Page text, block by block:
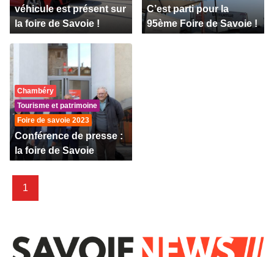
véhicule est présent sur
la foire de Savoie !
C’est parti pour la
95ème Foire de Savoie !
Chambéry
Tourisme et patrimoine
Foire de savoie 2023
Conférence de presse :
la foire de Savoie
1